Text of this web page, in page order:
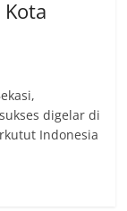
digelar di
Indonesia